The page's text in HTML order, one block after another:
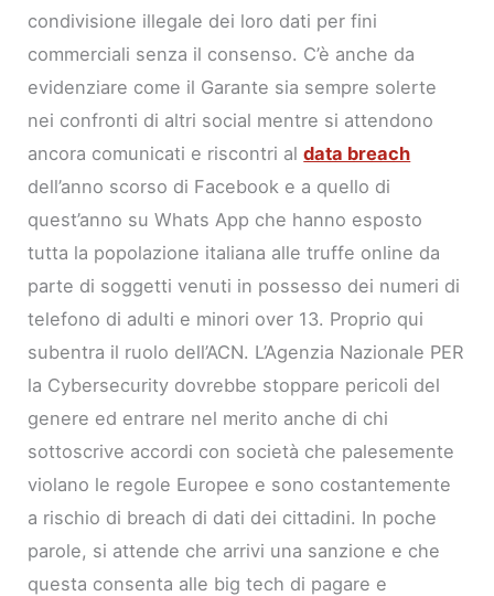
condivisione illegale dei loro dati per fini
commerciali senza il consenso. C’è anche da
evidenziare come il Garante sia sempre solerte
nei confronti di altri social mentre si attendono
ancora comunicati e riscontri aldata breach
dell’anno scorso di Facebook e a quello di
quest’anno su Whats App che hanno esposto
tutta la popolazione italiana alle truffe online da
parte di soggetti venuti in possesso dei numeri di
telefono di adulti e minori over 13. Proprio qui
subentra il ruolo dell’ACN. L’Agenzia Nazionale PER
la Cybersecurity dovrebbe stoppare pericoli del
genere ed entrare nel merito anche di chi
sottoscrive accordi con società che palesemente
violano le regole Europee e sono costantemente
a rischio di breach di dati dei cittadini. In poche
parole, si attende che arrivi una sanzione e che
questa consenta alle big tech di pagare e